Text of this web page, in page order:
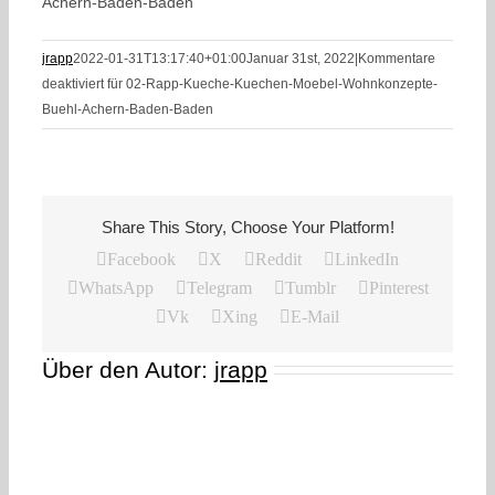
jrapp2022-01-31T13:17:40+01:00Januar 31st, 2022 Kommentare
deaktiviertfür 02-Rapp-Kueche-Kuechen-Moebel-Wohnkonzepte-
Buehl-Achern-Baden-Baden
Share This Story, Choose Your Platform!
Facebook
X Reddit
LinkedIn
WhatsApp
Telegram Tumblr
Pinterest
Vk
Xing E-Mail
Über den Autor: jrapp